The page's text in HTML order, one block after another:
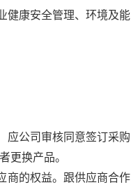
健康安全管理、环境及能
应公司审核同意签订采购
更换产品。
商的权益。跟供应商合作